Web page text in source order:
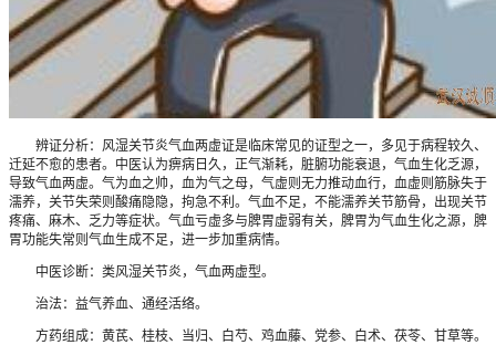
辨证分析：风湿关节炎气血两虚证是临床常见的证型之一，多见于病程较久、
迁延不愈的患者。中医认为痹病日久，正气渐耗，脏腑功能衰退，气血生化乏源，
导致气血两虚。气为血之帅，血为气之母，气虚则无力推动血行，血虚则筋脉失于
濡养，关节失荣则酸痛隐隐，拘急不利。气血不足，不能濡养关节筋骨，出现关节
疼痛、麻木、乏力等症状。气血亏虚多与脾胃虚弱有关，脾胃为气血生化之源，脾
胃功能失常则气血生成不足，进一步加重病情。
中医诊断：类风湿关节炎，气血两虚型。
治法：益气养血、通经活络。
方药组成：黄芪、桂枝、当归、白芍、鸡血藤、党参、白术、茯苓、甘草等。